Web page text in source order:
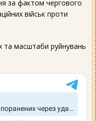
за фактом чергового
військ проти
та масштаби руйнувань